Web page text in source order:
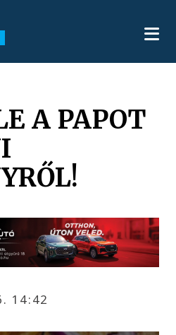
A PAPOT
14:42